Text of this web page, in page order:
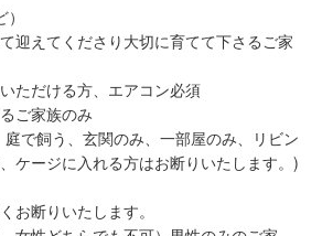
迎えてくださり大切に育てて下さるご家
ただける方、エアコン必須
ご家族のみ
で飼う、玄関のみ、一部屋のみ、リビン
ケージに入れる方はお断りいたします。)
お断りいたします。